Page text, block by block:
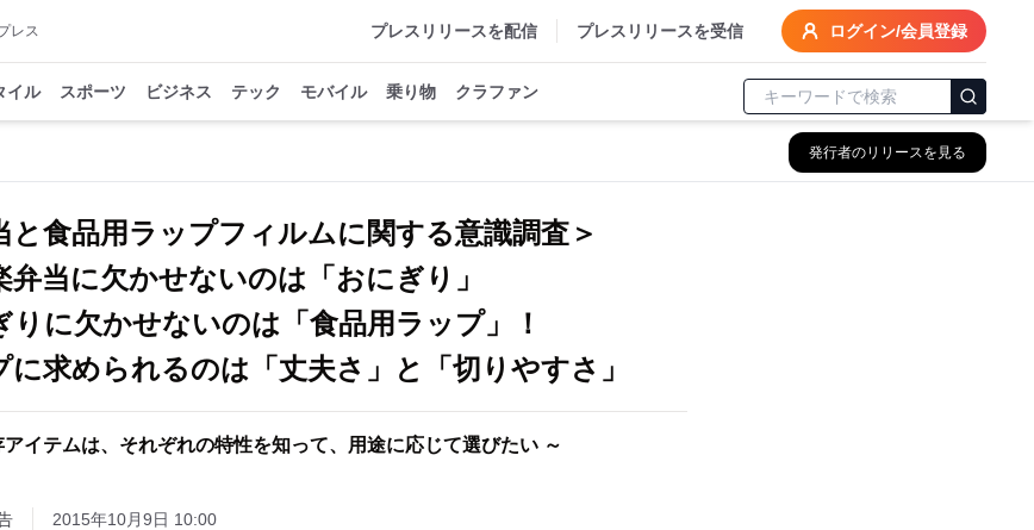
レス プレスリリースを配信 プレスリリースを受信 ログイン/会員登録
イル スポーツ ビジネス テック モバイル 乗り物 クラファン
発行者のリリースを見る
と食品用ラップフィルムに関する意識調査＞
弁当に欠かせないのは「おにぎり」
りに欠かせないのは「食品用ラップ」！
に求められるのは「丈夫さ」と「切りやすさ」
アイテムは、それぞれの特性を知って、用途に応じて選びたい ～
2015年10月9日 10:00